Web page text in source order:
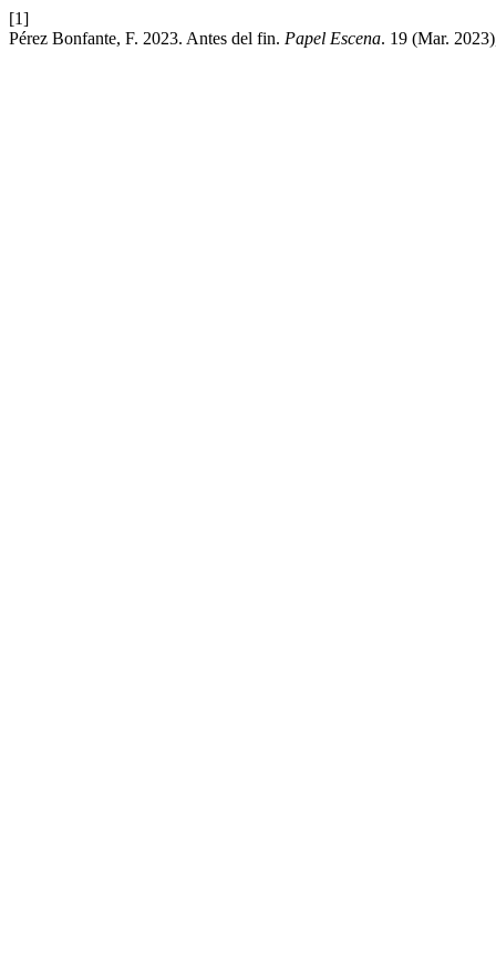
[1]
Pérez Bonfante, F. 2023. Antes del fin. Papel Escena. 19 (Mar.